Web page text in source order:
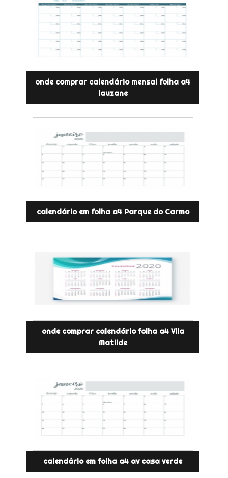
onde comprar calendário mensal folha a4
lauzane
calendário em folha a4 Parque do Carmo
onde comprar calendário folha a4 Vila
Matilde
calendário em folha a4 av casa verde